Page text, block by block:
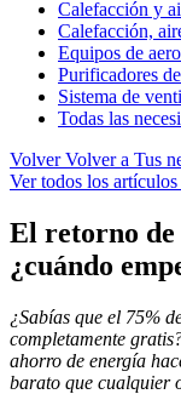
Calefacción y
Calefacción,
Equipos de
Purificadores
Sistema de
Todas las
Volver Volver a Tus
Ver todos los
El retorno
¿cuándo
¿Sabías que el 75%
completamente
ahorro de energía
barato que cualquier